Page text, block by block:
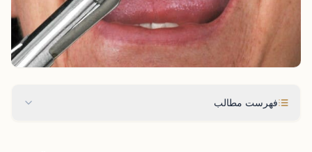
فهرست مطالب